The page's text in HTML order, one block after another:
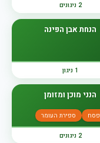
2 ניגונים
הנחת אבן הפינה
1 ניגון
הנני מוכן ומזומן
פסח ספירת העומר
2 ניגונים